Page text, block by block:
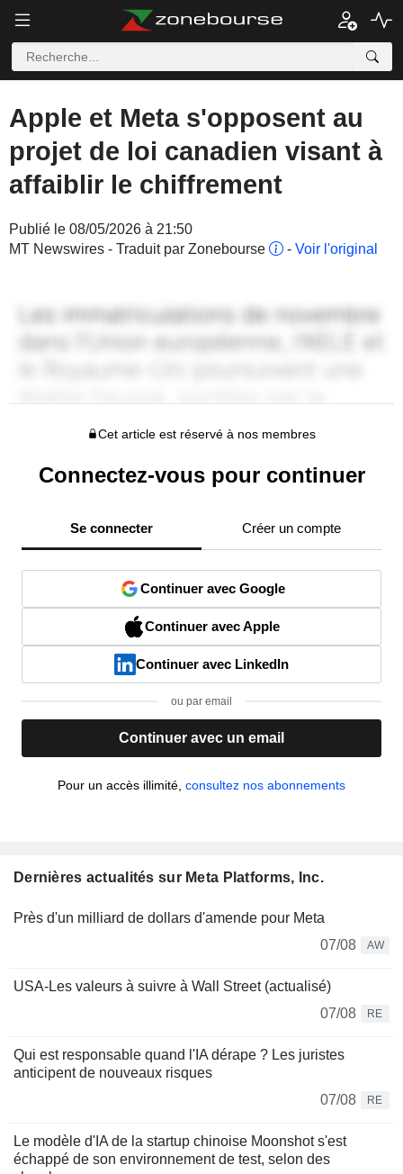
Apple et Meta s'opposent au
projet de loi canadien visant à
affaiblir le chiffrement
Publié le 08/05/2026 à 21:50
MT Newswires - Traduit par Zonebourse
- Voir l'original
Cet article est réservé à nos membres
Connectez-vous pour continuer
Se connecter Créer un compte
Continuer avec Google
Continuer avec Apple
Continuer avec LinkedIn
ou par email
Continuer avec un email
Pour un accès illimité, consultez nos abonnements
Dernières actualités sur Meta Platforms, Inc.
Près d'un milliard de dollars d'amende pour Meta
07/08
AW
USA-Les valeurs à suivre à Wall Street (actualisé)
07/08
RE
Qui est responsable quand l'IA dérape ? Les juristes
anticipent de nouveaux risques
07/08
RE
Le modèle d'IA de la startup chinoise Moonshot s'est
échappé de son environnement de test, selon des